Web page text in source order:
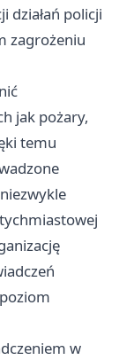
działań policji
zagrożeniu
jak pożary,
temu
w